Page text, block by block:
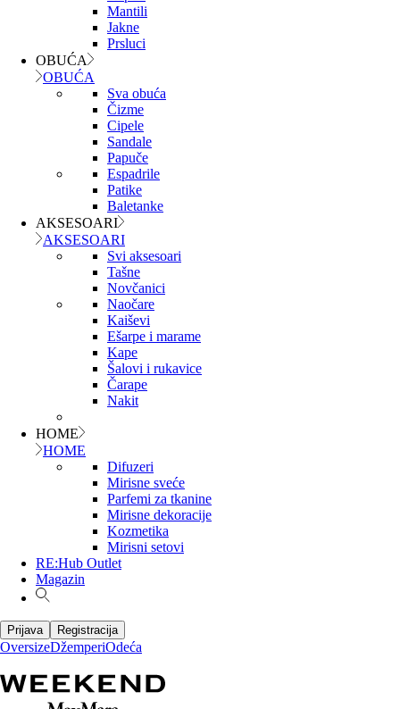
Mantili
Jakne
Prsluci
OBUĆA
OBUĆA
Sva obuća
Čizme
Cipele
Sandale
Papuče
Espadrile
Patike
Baletanke
AKSESOARI
AKSESOARI
Svi aksesoari
Tašne
Novčanici
Naočare
Kaiševi
Ešarpe i marame
Kape
Šalovi i rukavice
Čarape
Nakit
HOME
HOME
Difuzeri
Mirisne sveće
Parfemi za tkanine
Mirisne dekoracije
Kozmetika
Mirisni setovi
RE:Hub Outlet
Magazin
Prijava Registracija
OversizeDžemperiOdeća